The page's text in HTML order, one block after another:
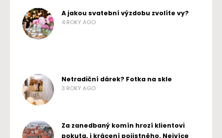
A jakou svatební výzdobu zvolíte vy?
4 ROKY AGO
Netradiční dárek? Fotka na skle
3 ROKY AGO
Za zanedbaný komín hrozí klientovi
pokuta, i krácení pojistného. Nejvíce